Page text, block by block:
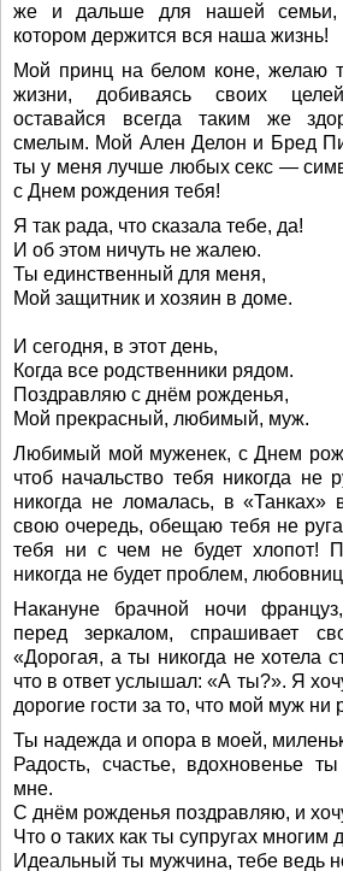
же и дальше для нашей семьи,
котором держится вся наша жизнь!
Мой принц на белом коне, желаю
жизни, добиваясь своих
оставайся всегда таким же
смелым. Мой Ален Делон и Бред
ты у меня лучше любых секс —
с Днем рождения тебя!
Я так рада, что сказала тебе, да!
И об этом ничуть не жалею.
Ты единственный для меня,
Мой защитник и хозяин в доме.
И сегодня, в этот день,
Когда все родственники рядом.
Поздравляю с днём рожденья,
Мой прекрасный, любимый, муж.
Любимый мой муженек, с Днем
чтоб начальство тебя никогда не
никогда не ломалась, в «Танках»
свою очередь, обещаю тебя не
тебя ни с чем не будет хлопот!
никогда не будет проблем,
Накануне брачной ночи
перед зеркалом, спрашивает
«Дорогая, а ты никогда не хотела
что в ответ услышал: «А ты?». Я
дорогие гости за то, что мой муж ни
Ты надежда и опора в моей,
Радость, счастье, вдохновенье
мне.
С днём рожденья поздравляю, и
Что о таких как ты супругах многим
Идеальный ты мужчина, тебе ведь